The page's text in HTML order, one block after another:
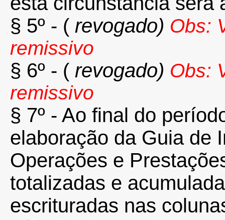
§ 5º - ( revogado) Obs:
remissivo
§ 6º - ( revogado) Obs:
remissivo
§ 7º - Ao final do
elaboração da Guia de
Operações e
totalizadas e
escrituradas nas